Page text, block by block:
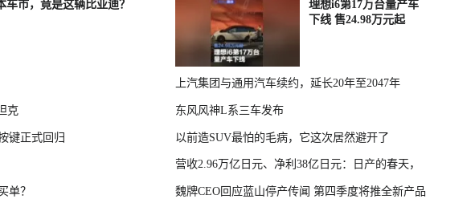
车市，竟是这辆比亚迪？
克
键正式回归
单？
理想i6第17万台量产车
下线 售24.98万元起
上汽集团与通用汽车续约，延长20年至2047年
东风风神L系三车发布
以前造SUV最怕的毛病，它这次居然避开了
营收2.96万亿日元、净利38亿日元：日产的春天，
回来了
魏牌CEO回应蓝山停产传闻 第四季度将推全新产品